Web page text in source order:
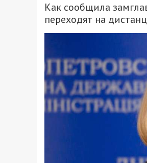
Как сообщила
переходят на